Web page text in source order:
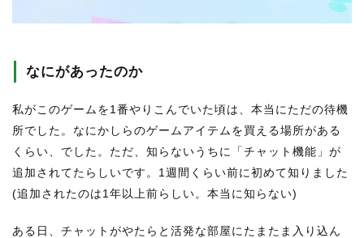
なにがあったのか
私がこのゲームを1番やりこんでいた頃は、本当にただの待機
所でした。なにかしらのゲームアイテムを買える場所がある
くらい、でした。ただ、知らないうちに「チャット機能」が
追加されてたらしいです。1週間くらい前に初めて知りました
(追加されたのは1年以上前らしい。本当に知らない)
ある日、チャットがやたらと活発な部屋にたまたま入り込ん